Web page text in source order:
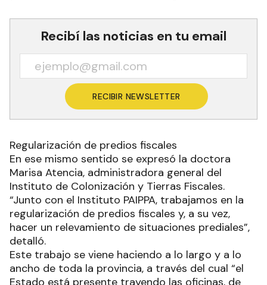
Recibí las noticias en tu email
RECIBIR NEWSLETTER
Regularización de predios fiscales
En ese mismo sentido se expresó la doctora
Marisa Atencia, administradora general del
Instituto de Colonización y Tierras Fiscales.
“Junto con el Instituto PAIPPA, trabajamos en la
regularización de predios fiscales y, a su vez,
hacer un relevamiento de situaciones prediales”,
detalló.
Este trabajo se viene haciendo a lo largo y a lo
ancho de toda la provincia, a través del cual “el
Estado está presente trayendo las oficinas, de